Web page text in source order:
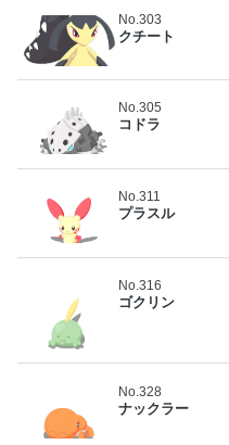
No.303
クチート
No.305
コドラ
No.311
プラスル
No.316
ゴクリン
No.328
ナックラー